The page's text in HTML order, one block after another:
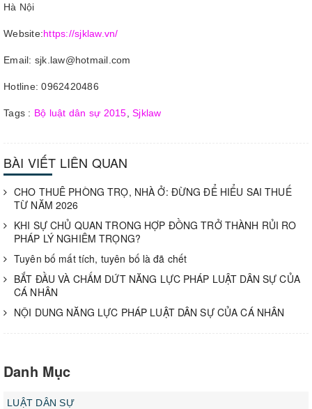
Hà Nội
Website:https://sjklaw.vn/
Email: sjk.law@hotmail.com
Hotline: 0962420486
Tags : Bộ luật dân sự 2015 Sjklaw
BÀI VIẾT LIÊN QUAN
CHO THUÊ PHÒNG TRỌ, NHÀ Ở: ĐỪNG ĐỂ HIỂU SAI THUẾ
TỪ NĂM 2026
KHI SỰ CHỦ QUAN TRONG HỢP ĐỒNG TRỞ THÀNH RỦI RO
PHÁP LÝ NGHIÊM TRỌNG?
Tuyên bố mất tích, tuyên bố là đã chết
BẮT ĐẦU VÀ CHẤM DỨT NĂNG LỰC PHÁP LUẬT DÂN SỰ CỦA
CÁ NHÂN
NỘI DUNG NĂNG LỰC PHÁP LUẬT DÂN SỰ CỦA CÁ NHÂN
Danh Mục
LUẬT DÂN SỰ